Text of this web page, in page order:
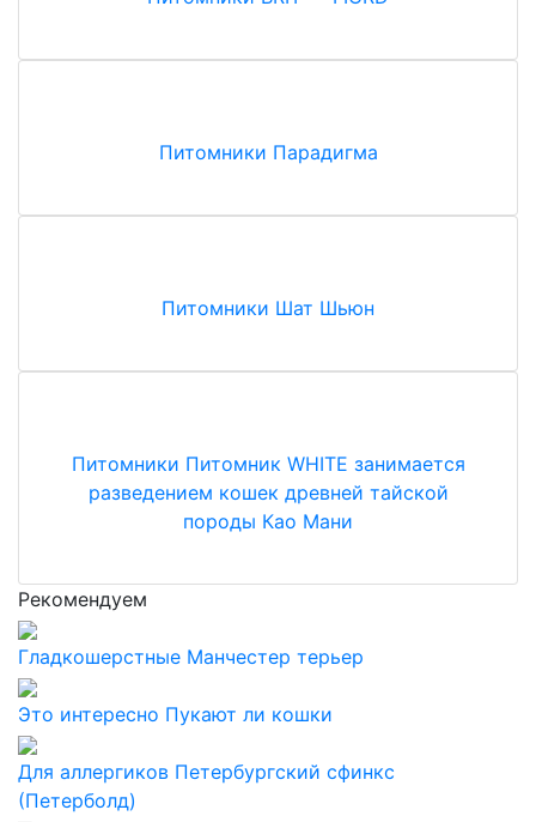
Питомники Парадигма
Питомники Шат Шьюн
Питомники Питомник WHITE занимается
разведением кошек древней тайской
породы Као Мани
Рекомендуем
Гладкошерстные Манчестер терьер
Это интересно Пукают ли кошки
Для аллергиков Петербургский сфинкс
(Петерболд)